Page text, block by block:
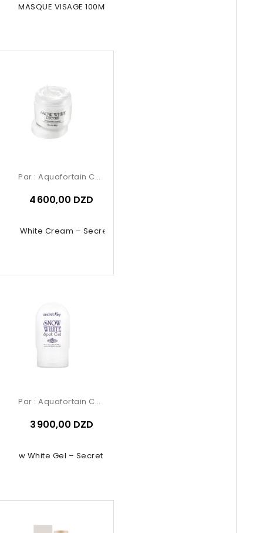
MASQUE VISAGE 100ML MILK
White Cream – Secret Key
Par : Aquafortain Cosmetics
4 600,00 DZD
Snow White Gel – Secret Key
Par : Aquafortain Cosmetics
3 900,00 DZD